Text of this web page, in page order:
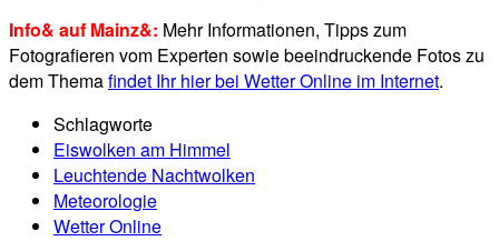
Info& auf Mainz&: Mehr Informationen, Tipps zum
Fotografieren vom Experten sowie beeindruckende Fotos zu
dem Themafindet Ihr hier bei Wetter Online im Internet.
Schlagworte
Eiswolken am Himmel
Leuchtende Nachtwolken
Meteorologie
Wetter Online